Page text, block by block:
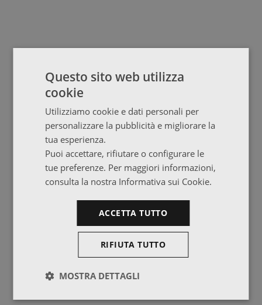
Questo sito web utilizza
cookie
Utilizziamo cookie e dati personali per
personalizzare la pubblicità e migliorare la
tua esperienza.
Puoi accettare, rifiutare o configurare le
tue preferenze. Per maggiori informazioni,
consulta la nostra Informativa sui Cookie.
ACCETTA TUTTO
RIFIUTA TUTTO
MOSTRA DETTAGLI